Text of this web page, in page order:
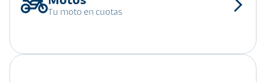
Tu moto en cuotas